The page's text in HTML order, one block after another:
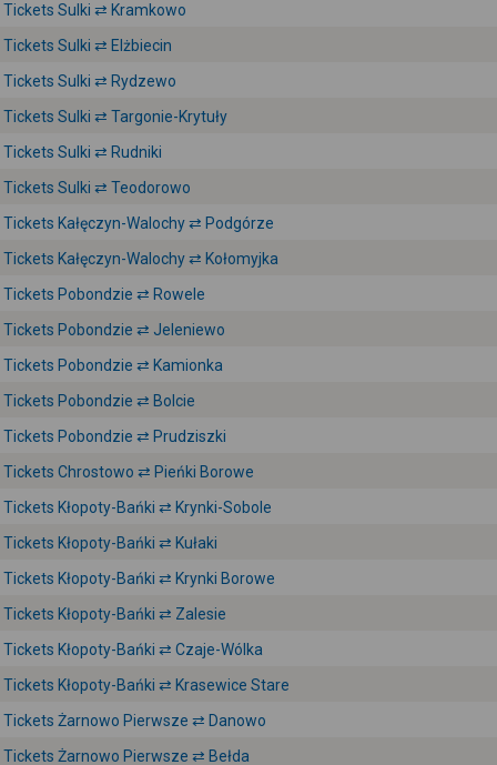
Tickets Sulki ⇄ Kramkowo
Tickets Sulki ⇄ Elżbiecin
Tickets Sulki ⇄ Rydzewo
Tickets Sulki ⇄ Targonie-Krytuły
Tickets Sulki ⇄ Rudniki
Tickets Sulki ⇄ Teodorowo
Tickets Kałęczyn-Walochy ⇄ Podgórze
Tickets Kałęczyn-Walochy ⇄ Kołomyjka
Tickets Pobondzie ⇄ Rowele
Tickets Pobondzie ⇄ Jeleniewo
Tickets Pobondzie ⇄ Kamionka
Tickets Pobondzie ⇄ Bolcie
Tickets Pobondzie ⇄ Prudziszki
Tickets Chrostowo ⇄ Pieńki Borowe
Tickets Kłopoty-Bańki ⇄ Krynki-Sobole
Tickets Kłopoty-Bańki ⇄ Kułaki
Tickets Kłopoty-Bańki ⇄ Krynki Borowe
Tickets Kłopoty-Bańki ⇄ Zalesie
Tickets Kłopoty-Bańki ⇄ Czaje-Wólka
Tickets Kłopoty-Bańki ⇄ Krasewice Stare
Tickets Żarnowo Pierwsze ⇄ Danowo
Tickets Żarnowo Pierwsze ⇄ Bełda